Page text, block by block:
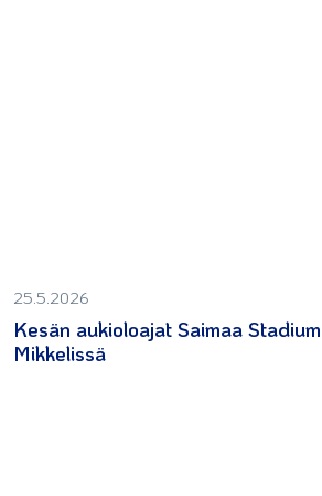
25.5.2026
Kesän aukioloajat Saimaa
Mikkelissä